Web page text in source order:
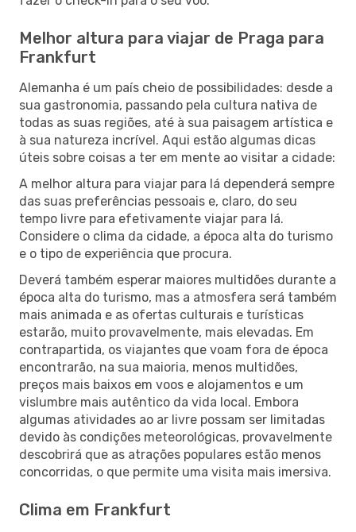
Melhor altura para viajar de Praga para
Frankfurt
Alemanha é um país cheio de possibilidades: desde a
sua gastronomia, passando pela cultura nativa de
todas as suas regiões, até à sua paisagem artística e
à sua natureza incrível. Aqui estão algumas dicas
úteis sobre coisas a ter em mente ao visitar a cidade:
A melhor altura para viajar para lá dependerá sempre
das suas preferências pessoais e, claro, do seu
tempo livre para efetivamente viajar para lá.
Considere o clima da cidade, a época alta do turismo
e o tipo de experiência que procura.
Deverá também esperar maiores multidões durante a
época alta do turismo, mas a atmosfera será também
mais animada e as ofertas culturais e turísticas
estarão, muito provavelmente, mais elevadas. Em
contrapartida, os viajantes que voam fora de época
encontrarão, na sua maioria, menos multidões,
preços mais baixos em voos e alojamentos e um
vislumbre mais autêntico da vida local. Embora
algumas atividades ao ar livre possam ser limitadas
devido às condições meteorológicas, provavelmente
descobrirá que as atrações populares estão menos
concorridas, o que permite uma visita mais imersiva.
Clima em Frankfurt